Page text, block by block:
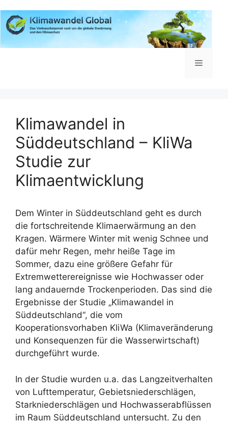
Inhalt
springen
Menü
Klimawandel in
Süddeutschland – KliWa
Studie zur
Klimaentwicklung
Dem Winter in Süddeutschland geht es durch
die fortschreitende Klimaerwärmung an den
Kragen. Wärmere Winter mit wenig Schnee und
dafür mehr Regen, mehr heiße Tage im
Sommer, dazu eine größere Gefahr für
Extremwetterereignisse wie Hochwasser oder
lang andauernde Trockenperioden. Das sind die
Ergebnisse der Studie „Klimawandel in
Süddeutschland“, die vom
Kooperationsvorhaben KliWa (Klimaveränderung
und Konsequenzen für die Wasserwirtschaft)
durchgeführt wurde.
In der Studie wurden u.a. das Langzeitverhalten
von Lufttemperatur, Gebietsniederschlägen,
Starkniederschlägen und Hochwasserabflüssen
im Raum Süddeutschland untersucht. Zu den